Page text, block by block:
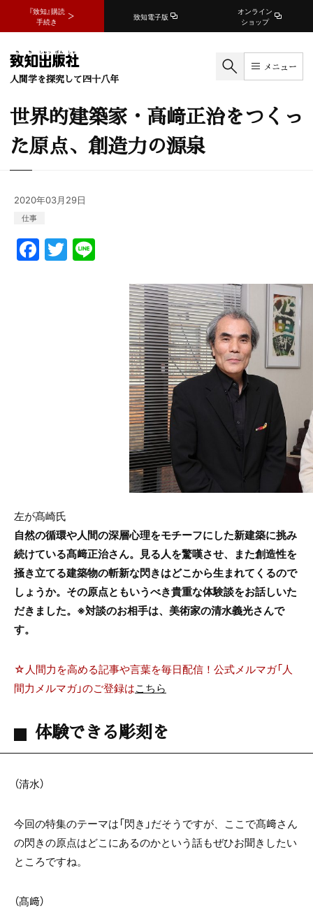
『致知』購読
手続き
致知電子版
オンライン
ショップ
人間学を探究して四十八年
メニュー
世界的建築家・高﨑正治をつくっ
た原点、創造力の源泉
2020年03月29日
仕事
F
a
T
w
左が髙崎氏
自然の循環や人間の深層心理をモチーフにした新建築に挑み
続けている髙﨑正治さん。見る人を驚嘆させ、また創造性を
掻き立てる建築物の斬新な閃きはどこから生まれてくるので
しょうか。その原点ともいうべき貴重な体験談をお話しいた
だきました。 ※対談のお相手は、美術家の清水義光さんで
す。
☆人間力を高める記事や言葉を毎日配信！公式メルマガ「人
間力メルマガ」のご登録はこちら
体験できる彫刻を
（清水）
今回の特集のテーマは「閃き」だそうですが、ここで髙﨑さん
の閃きの原点はどこにあるのかという話もぜひお聞きしたい
ところですね。
（髙﨑）